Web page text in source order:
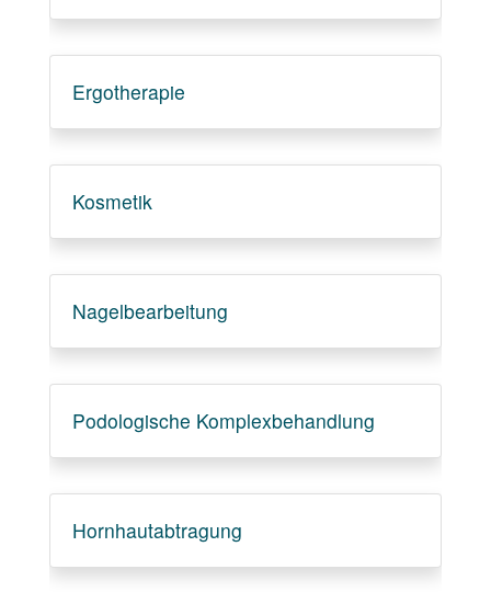
Ergotherapie
Kosmetik
Nagelbearbeitung
Podologische Komplexbehandlung
Hornhautabtragung